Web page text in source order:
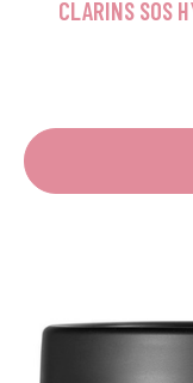
CLARINS SOS